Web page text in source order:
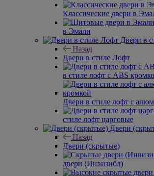
Классические двери в
в Эмали
Двери в
Назад
Двери в стиле Лофт
в стиле лофт с ABS
Двери в стиле лофт с
стиле лофт царговые
Двери
Назад
Двери (скрытые)
двери (Инвизибл)